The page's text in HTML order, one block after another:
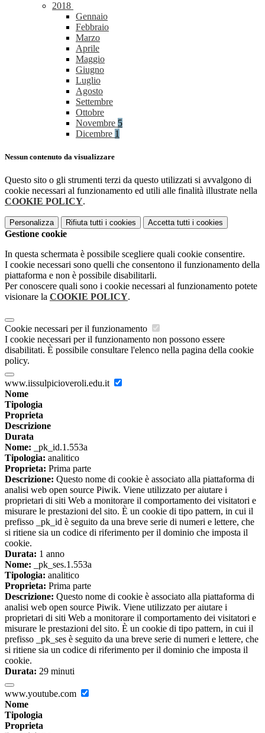
2018
Gennaio
Febbraio
Marzo
Aprile
Maggio
Giugno
Luglio
Agosto
Settembre
Ottobre
Novembre 5
Dicembre 1
Nessun contenuto da visualizzare
Questo sito o gli strumenti terzi da questo utilizzati si avvalgono di
cookie necessari al funzionamento ed utili alle finalità illustrate nella
COOKIE POLICY.
Personalizza Rifiuta tutti i cookies Accetta tutti i cookies
Gestione cookie
In questa schermata è possibile scegliere quali cookie consentire.
I cookie necessari sono quelli che consentono il funzionamento della
piattaforma e non è possibile disabilitarli.
Per conoscere quali sono i cookie necessari al funzionamento potete
visionare la COOKIE POLICY.
Cookie necessari per il funzionamento
I cookie necessari per il funzionamento non possono essere
disabilitati. È possibile consultare l'elenco nella pagina della cookie
policy.
www.iissulpicioveroli.edu.it
Nome
Tipologia
Proprieta
Descrizione
Durata
Nome: _pk_id.1.553a
Tipologia: analitico
Proprieta: Prima parte
Descrizione: Questo nome di cookie è associato alla piattaforma di
analisi web open source Piwik. Viene utilizzato per aiutare i
proprietari di siti Web a monitorare il comportamento dei visitatori e
misurare le prestazioni del sito. È un cookie di tipo pattern, in cui il
prefisso _pk_id è seguito da una breve serie di numeri e lettere, che
si ritiene sia un codice di riferimento per il dominio che imposta il
cookie.
Durata: 1 anno
Nome: _pk_ses.1.553a
Tipologia: analitico
Proprieta: Prima parte
Descrizione: Questo nome di cookie è associato alla piattaforma di
analisi web open source Piwik. Viene utilizzato per aiutare i
proprietari di siti Web a monitorare il comportamento dei visitatori e
misurare le prestazioni del sito. È un cookie di tipo pattern, in cui il
prefisso _pk_ses è seguito da una breve serie di numeri e lettere, che
si ritiene sia un codice di riferimento per il dominio che imposta il
cookie.
Durata: 29 minuti
www.youtube.com
Nome
Tipologia
Proprieta